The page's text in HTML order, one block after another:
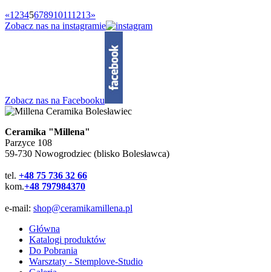
«1 2345678910111213»
Zobacz nas na instagramie
Zobacz nas na Facebooku
Ceramika "Millena"
Parzyce 108
59-730 Nowogrodziec (blisko Bolesławca)
tel. +48 75 736 32 66
kom.+48 797984370
e-mail: shop@ceramikamillena.pl
Główna
Katalogi produktów
Do Pobrania
Warsztaty - Stemplove-Studio